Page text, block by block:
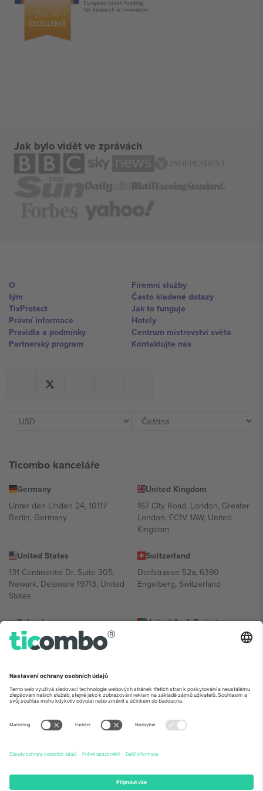
Jak bylo vidět ve zprávách
O
tým
TixProtect
Právní informace
Pravidla a podmínky
Partnerský program
Firemní služby
Často kladené dotazy
Jak to funguje
Hotely
Centrum mistrovství světa
Kontaktujte nás
Ticombo kanceláře
Germany
Unter den Linden 24, 10117
Berlin, Germany
United Kingdom
167 City Road, London, Greater
London, EC1V 1AW, United
Kingdom
United States
131 Continental Dr, Suite 305,
Newark, Delaware 19713, United
States
Switzerland
Dorfstrasse 52a, 6390
Engelberg, Switzerland
Bulgaria
Regus Sofia City West, bul
Totleben 53-55, 1606 Sofia,
United Arab Emirates
UAE Dubai Silicon Oasis, DDP
Mexico
Av Chapultepec 360, Roma
Norte, Cuauhtémoc, 06700
Ciudad de México, CDMX,
lokalitě, události a/nebo doméně. Podrobnosti najdete na konkrétní
stránce události,
Právní informaceaPodmínky.